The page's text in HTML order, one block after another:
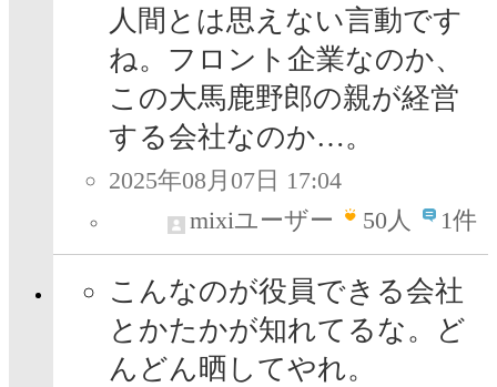
人間とは思えない言動です
ね。フロント企業なのか、
この大馬鹿野郎の親が経営
する会社なのか…。
2025年08月07日 17:04
mixiユーザー
50人 1件
こんなのが役員できる会社
とかたかが知れてるな。ど
んどん晒してやれ。